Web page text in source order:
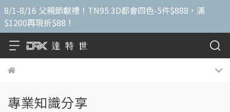
8/1-8/16 父親節獻禮！TN95 3D都會四色-5件$888，滿
$1200再現折$88！
專業知識分享